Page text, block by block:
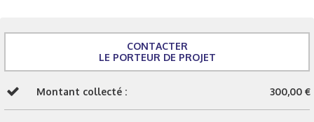
CONTACTER
LE PORTEUR DE PROJET
Montant collecté : 300,00 €